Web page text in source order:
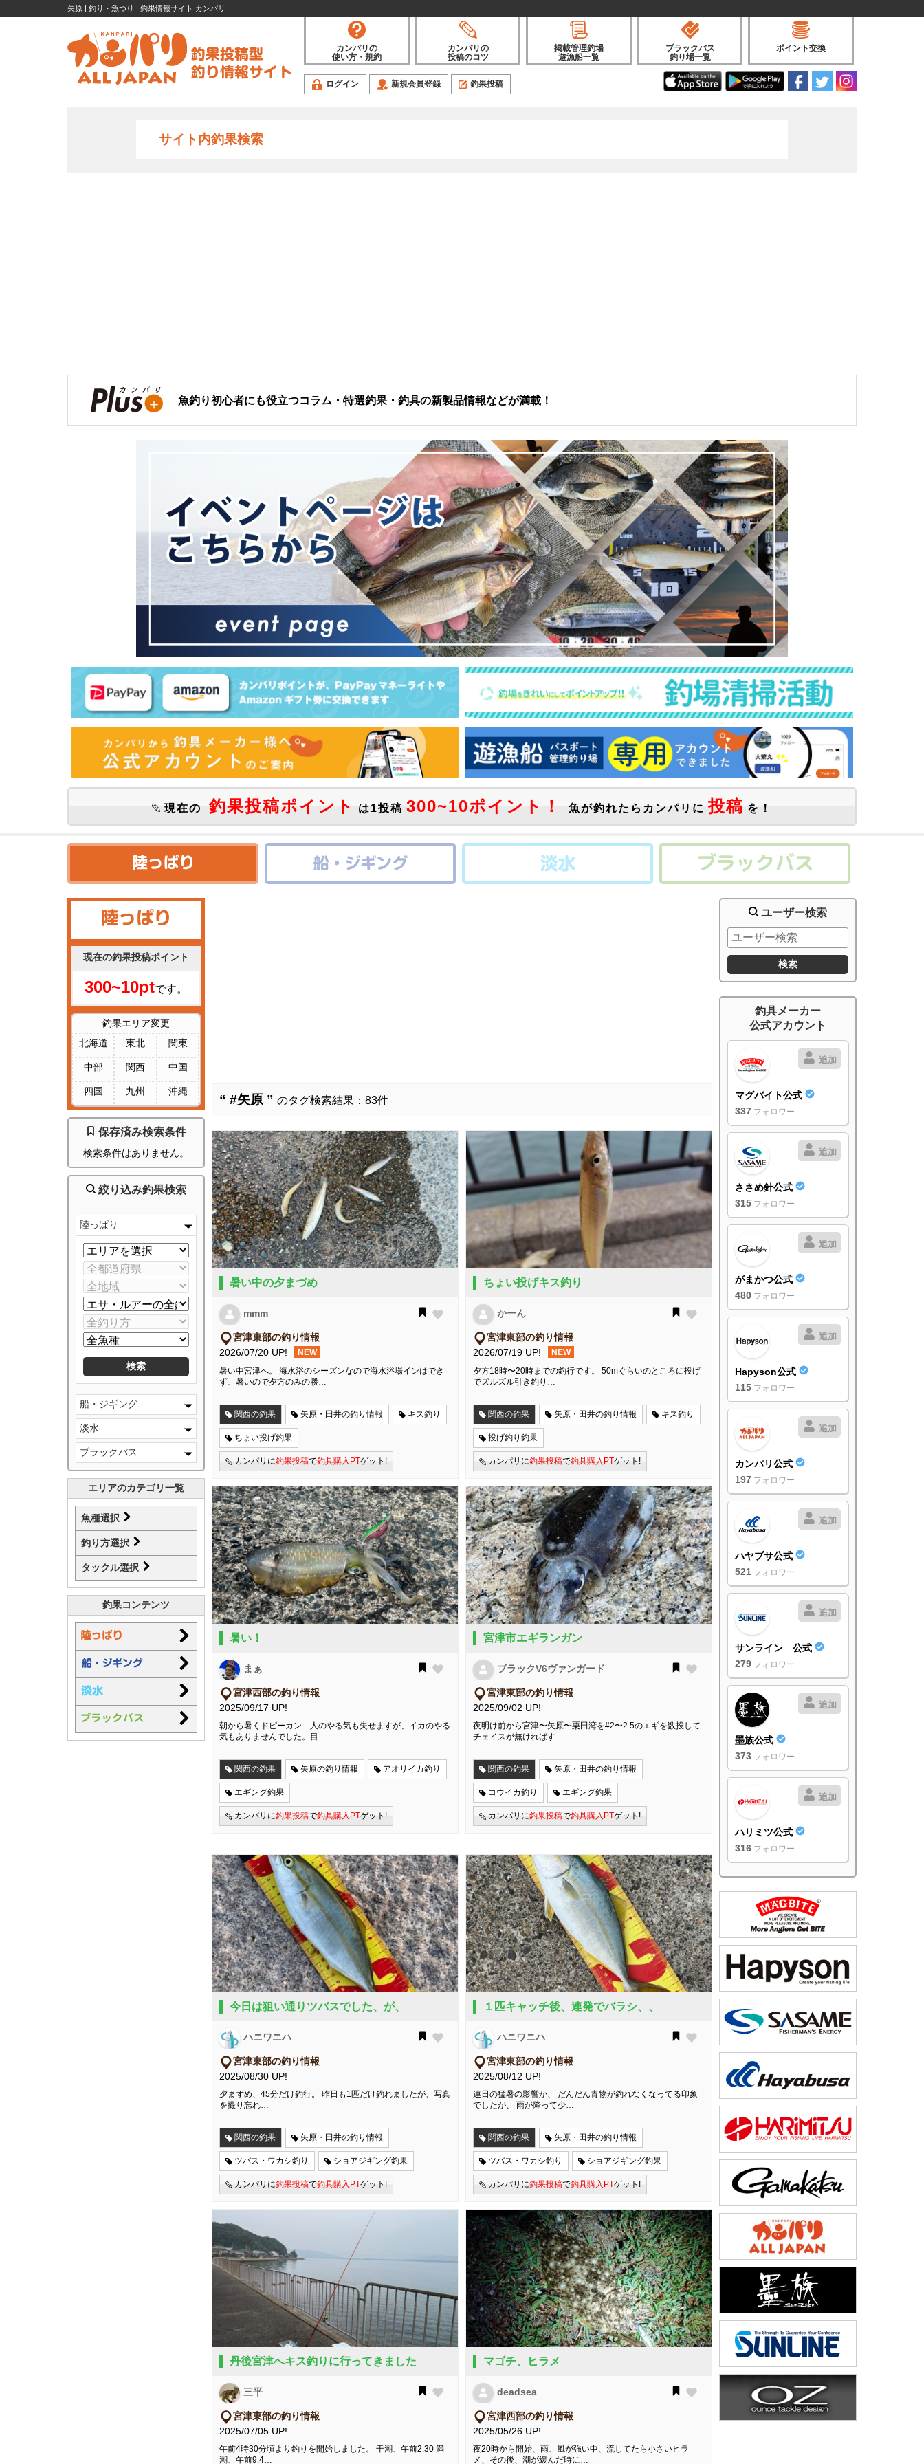
矢原 | 釣り・魚つり | 釣果情報サイト カンパリ
カンパリの
使い方・規約
カンパリの
投稿のコツ
掲載管理釣場
遊漁船一覧
ブラックバス
釣り場一覧
ポイント交換
ログイン 新規会員登録 釣果投稿
サイト内釣果検索
魚釣り初心者にも役立つコラム・特選釣果・釣具の新製品情報などが満載！
現在の 釣果投稿ポイント は1投稿 300~10ポイント！ 魚が釣れたらカンパリに 投稿 を！
現在の釣果投稿ポイント
300~10ptです。
釣果エリア変更
北海道
東北 関東
中部 関西 中国
四国 九州 沖縄
保存済み検索条件
検索条件はありません。
絞り込み釣果検索
陸っぱり
船・ジギング
淡水
ブラックバス
エリアのカテゴリ一覧
魚種選択
釣り方選択
タックル選択
釣果コンテンツ
“ #矢原 ” のタグ検索結果：83件
暑い中の夕まづめ
mmm
宮津東部の釣り情報
2026/07/20 UP!
NEW
暑い中宮津へ。 海水浴のシーズンなので海水浴場インはでき
ず、暑いので夕方のみの勝…
関西の釣果 矢原・田井の釣り情報 キス釣り
ちょい投げ釣果
カンパリに釣果投稿で釣具購入PTゲット!
ちょい投げキス釣り
かーん
宮津東部の釣り情報
2026/07/19 UP!
NEW
夕方18時〜20時までの釣行です。 50mぐらいのところに投げ
でズルズル引き釣り…
関西の釣果 矢原・田井の釣り情報 キス釣り
投げ釣り釣果
カンパリに釣果投稿で釣具購入PTゲット!
暑い！
まぁ
宮津西部の釣り情報
2025/09/17 UP!
朝から暑くドピーカン 人のやる気も失せますが、イカのやる
気もありませんでした。目…
関西の釣果 矢原の釣り情報 アオリイカ釣り
エギング釣果
カンパリに釣果投稿で釣具購入PTゲット!
宮津市エギランガン
ブラックV6ヴァンガード
宮津東部の釣り情報
2025/09/02 UP!
夜明け前から宮津〜矢原〜栗田湾を#2〜2.5のエギを数投して
チェイスが無ければす…
関西の釣果 矢原・田井の釣り情報
コウイカ釣り エギング釣果
カンパリに釣果投稿で釣具購入PTゲット!
今日は狙い通りツバスでした、が、
ハニワニハ
宮津東部の釣り情報
2025/08/30 UP!
夕まずめ、45分だけ釣行。 昨日も1匹だけ釣れましたが、写真
を撮り忘れ…
関西の釣果 矢原・田井の釣り情報
ツバス・ワカシ釣り ショアジギング釣果
カンパリに釣果投稿で釣具購入PTゲット!
１匹キャッチ後、連発でバラシ、、
ハニワニハ
宮津東部の釣り情報
2025/08/12 UP!
連日の猛暑の影響か、 だんだん青物が釣れなくなってる印象
でしたが、 雨が降って少…
関西の釣果 矢原・田井の釣り情報
ツバス・ワカシ釣り ショアジギング釣果
カンパリに釣果投稿で釣具購入PTゲット!
丹後宮津へキス釣りに行ってきました
三平
宮津東部の釣り情報
2025/07/05 UP!
午前4時30分頃より釣りを開始しました。 干潮、午前2.30 満
潮、午前9.4…
マゴチ、ヒラメ
deadsea
宮津西部の釣り情報
2025/05/26 UP!
夜20時から開始、雨、風が強い中、流してたら小さいヒラ
メ、その後、潮が緩んだ時に…
ユーザー検索
釣具メーカー
公式アカウント
追加
マグバイト公式
337 フォロワー
追加
ささめ針公式
315 フォロワー
追加
がまかつ公式
480 フォロワー
追加
Hapyson公式
115 フォロワー
追加
カンパリ公式
197 フォロワー
追加
ハヤブサ公式
521 フォロワー
追加
サンライン 公式
279 フォロワー
追加
墨族公式
373 フォロワー
追加
ハリミツ公式
316 フォロワー